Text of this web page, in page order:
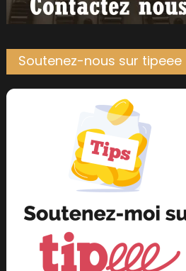
Soutenez-nous sur tipeee